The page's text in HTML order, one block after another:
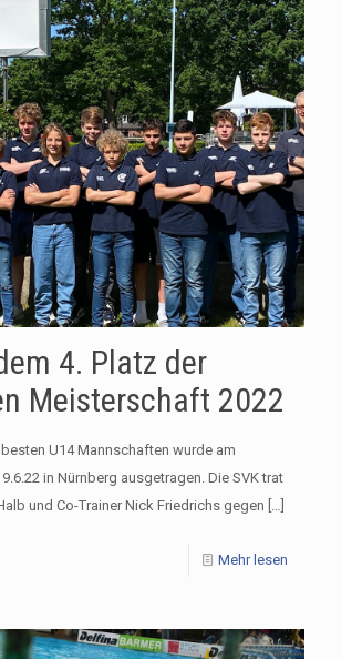
4. Platz der
Meisterschaft 2022
U14 Mannschaften wurde am
in Nürnberg ausgetragen. Die SVK trat
und Co-Trainer Nick Friedrichs gegen […]
Mehr lesen